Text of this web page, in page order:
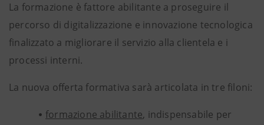
La formazione è fattore abilitante a proseguire il
percorso di digitalizzazione e innovazione tecnologica
finalizzato a migliorare il servizio alla clientela e i
processi interni.
La nuova offerta formativa sarà articolata in tre filoni:
formazione abilitante, indispensabile per